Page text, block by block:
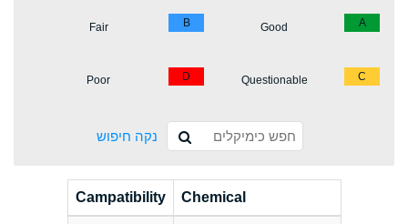
A
Good
B
Fair
C
Questionable
D
Poor
נקה חיפוש
Chemical
Campatibility